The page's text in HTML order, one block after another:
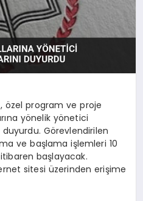
özel program ve proje
yönelik yönetici
Görevlendirilen
ve başlama işlemleri 10
başlayacak.
sitesi üzerinden erişime